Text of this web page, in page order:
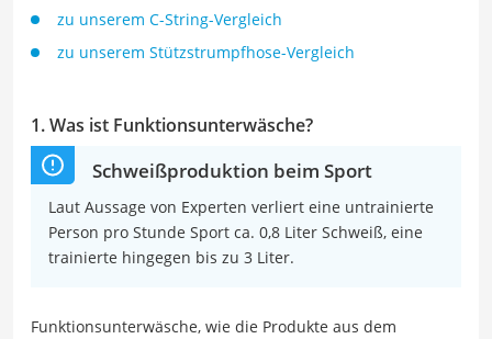
zu unserem C-String-Vergleich
zu unserem Stützstrumpfhose-Vergleich
1. Was ist Funktionsunterwäsche?
Schweißproduktion beim Sport
Laut Aussage von Experten verliert eine untrainierte
Person pro Stunde Sport ca. 0,8 Liter Schweiß, eine
trainierte hingegen bis zu 3 Liter.
Funktionsunterwäsche, wie die Produkte aus dem